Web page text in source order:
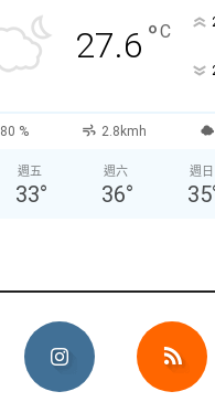
27.6 °C
80 % 2.8kmh
週五
33°
週六
36°
週日
35